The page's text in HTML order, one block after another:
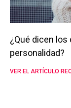
¿Qué dicen
personalidad?
VER EL ARTÍCULO